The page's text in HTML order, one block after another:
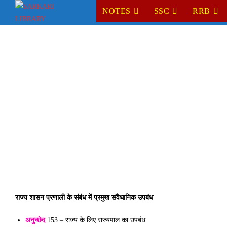
NOTES SSC RRB
राज्य शासन प्रणाली के संबंध में प्रमुख संवैधानिक उपबंध
अनुच्छेद 153 – राज्य के लिए राज्यपाल का उपबंध